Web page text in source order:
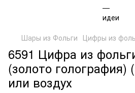
Шары из Фольги Цифры из
6591 Цифра из
(золото голография)
или воздух